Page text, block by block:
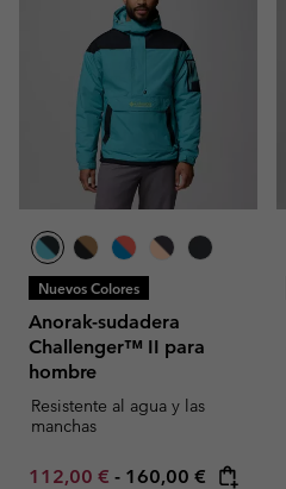
Nuevos Colores
Anorak-sudadera
Challenger™ II para
hombre
Resistente al agua y las
manchas
Minimum sale price:
112,00 € - Maximum price:
160,00 €